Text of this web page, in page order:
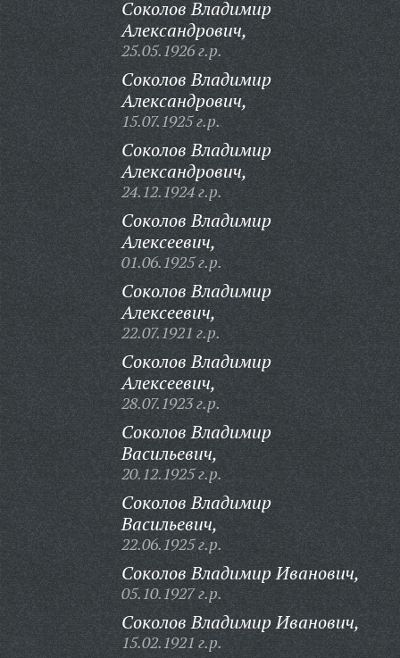
Соколов Владимир
Александрович,
25.05.1926 г.р.
Соколов Владимир
Александрович,
15.07.1925 г.р.
Соколов Владимир
Александрович,
24.12.1924 г.р.
Соколов Владимир
Алексеевич,
01.06.1925 г.р.
Соколов Владимир
Алексеевич,
22.07.1921 г.р.
Соколов Владимир
Алексеевич,
28.07.1923 г.р.
Соколов Владимир
Васильевич,
20.12.1925 г.р.
Соколов Владимир
Васильевич,
22.06.1925 г.р.
Соколов Владимир Иванович,
05.10.1927 г.р.
Соколов Владимир Иванович,
15.02.1921 г.р.